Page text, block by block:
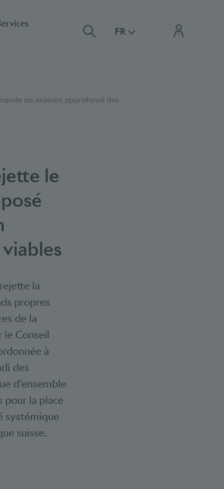
FR
un examen approfondi des
le
la
propres
de la
le Conseil
à
des
d’ensemble
pour la place
systémique
suisse.